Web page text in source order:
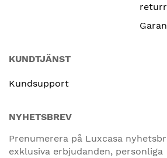
KUNDTJÄNST
Kundsupport
NYHETSBREV
Prenumerera på Luxcasa
exklusiva erbjudanden, personliga